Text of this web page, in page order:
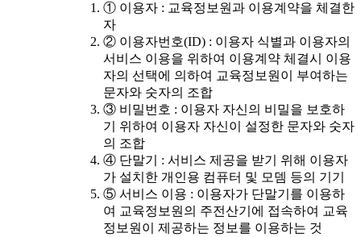
① 이용자 : 교육정보원과 이용계약을 체결한
자
② 이용자번호(ID) : 이용자 식별과 이용자의
서비스 이용을 위하여 이용계약 체결시 이용
자의 선택에 의하여 교육정보원이 부여하는
문자와 숫자의 조합
③ 비밀번호 : 이용자 자신의 비밀을 보호하
기 위하여 이용자 자신이 설정한 문자와 숫자
의 조합
④ 단말기 : 서비스 제공을 받기 위해 이용자
가 설치한 개인용 컴퓨터 및 모뎀 등의 기기
⑤ 서비스 이용 : 이용자가 단말기를 이용하
여 교육정보원의 주전산기에 접속하여 교육
정보원이 제공하는 정보를 이용하는 것